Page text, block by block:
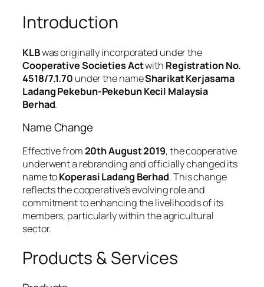
Introduction
KLBwas originally incorporated under the
Cooperative Societies Actwith Registration No.
4518/7.1.70 under the nameSharikat Kerjasama
Ladang Pekebun-Pekebun Kecil Malaysia
Berhad.
Name Change
Effective from20th August 2019, the cooperative
underwent a rebranding and officially changed its
name toKoperasi Ladang Berhad. This change
reflects the cooperative’s evolving role and
commitment to enhancing the livelihoods of its
members, particularly within the agricultural
sector.
Products & Services